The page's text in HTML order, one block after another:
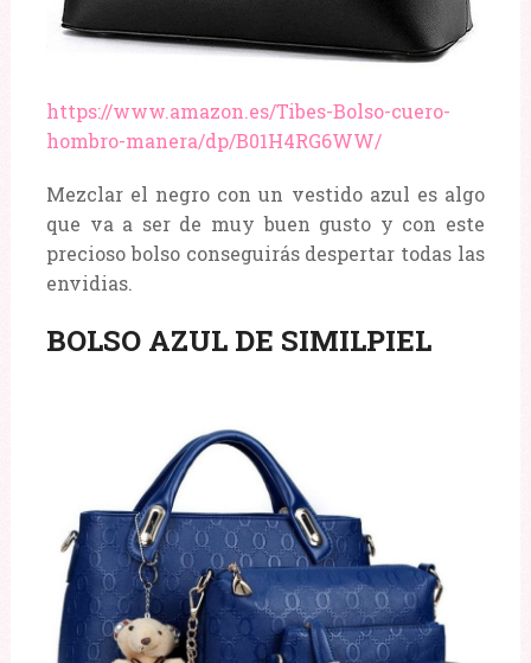
https://www.amazon.es/Tibes-Bolso-cuero-
hombro-manera/dp/B01H4RG6WW/
Mezclar el negro con un vestido azul es algo
que va a ser de muy buen gusto y con este
precioso bolso conseguirás despertar todas las
envidias.
BOLSO AZUL DE SIMILPIEL